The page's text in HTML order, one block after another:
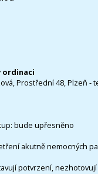
ordinaci
Prostřední 48, Plzeň -
bude upřesněno
akutně nemocných
potvrzení,